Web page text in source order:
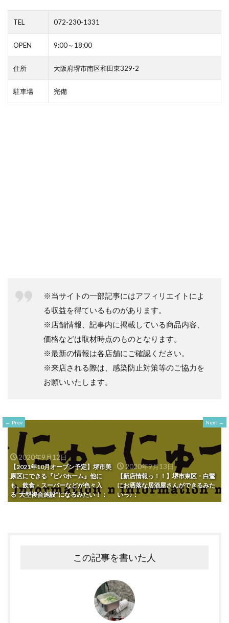
TEL 072-230-1331
OPEN 9:00～18:00
住所 大阪府堺市南区和田東329-2
駐車場 完備
※当サイトの一部記事にはアフィリエイトによ
る収益を得ているものがあります。
※店舗情報、記事内に掲載している商品内容、
価格などは取材時点のものとなります。
※最新の情報は各店舗にご確認ください。
※来店される際は、感染防止対策等のご協力を
お願いいたします。
Prev
2020年9月12日
【2021年10月オープン予定】堺市美
原区にできる『ビバホーム』他に
も、飲食・スーパーなどが色々入
る”大型複合施設”になるみたい！：
Next
2020年9月13日
【新店情報っ！！】堺市東区・白鷺
にお洒落な居酒屋さんができるみた
いっ♪：
この記事を書いた人